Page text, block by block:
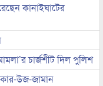
কানাইঘাটের
চার্জশীট দিল পুলিশ
উজ-জামান